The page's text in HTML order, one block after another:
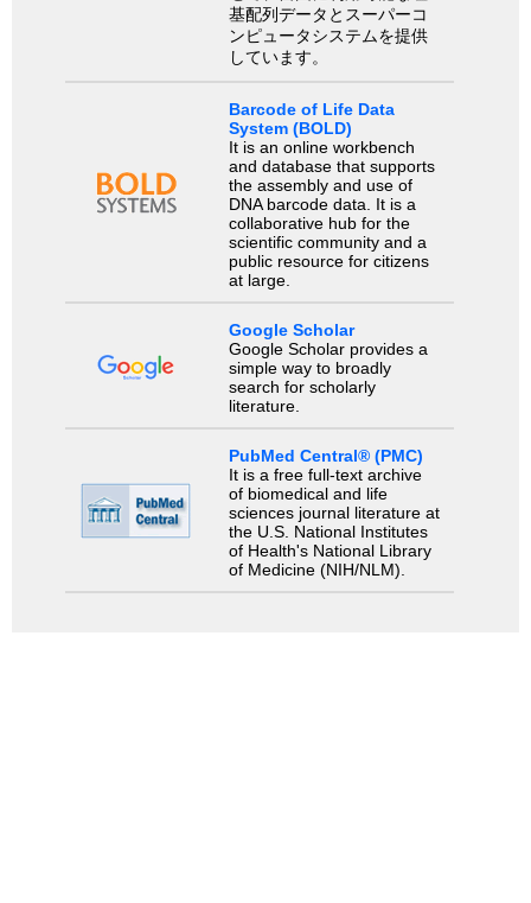
基配列データとスーパーコ
ンピュータシステムを提供
しています。
Barcode of Life Data
System (BOLD)
It is an online workbench
and database that supports
the assembly and use of
DNA barcode data. It is a
collaborative hub for the
scientific community and a
public resource for citizens
at large.
Google Scholar
Google Scholar provides a
simple way to broadly
search for scholarly
literature.
PubMed Central® (PMC)
It is a free full-text archive
of biomedical and life
sciences journal literature at
the U.S. National Institutes
of Health's National Library
of Medicine (NIH/NLM).